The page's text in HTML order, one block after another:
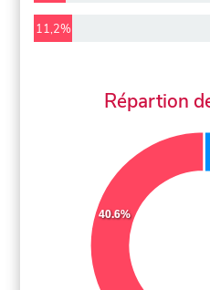
11,2%
Répartion
40.6%